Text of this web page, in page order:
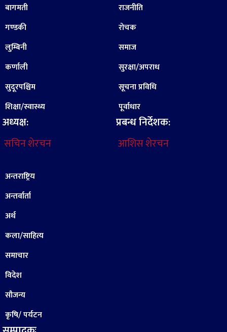
बागमती
गण्डकी
लुम्बिनी
कर्णाली
सुदूरपश्चिम
शिक्षा/स्वास्थ्य
अध्यक्ष:
सचिन शेरचन
राजनीति
रोचक
समाज
सुरक्षा/अपराध
सूचना प्रविधि
पूर्वाधार
प्रबन्ध निर्देशक:
आशिस शेरचन
अन्तराष्ट्रिय
अन्तर्वार्ता
अर्थ
कला/साहित्य
समाचार
विदेश
सौजन्य
कृषि/ पर्यटन